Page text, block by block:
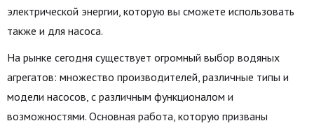
электрической энергии, которую вы сможете использовать
также и для насоса.
На рынке сегодня существует огромный выбор водяных
агрегатов: множество производителей, различные типы и
модели насосов, с различным функционалом и
возможностями. Основная работа, которую призваны